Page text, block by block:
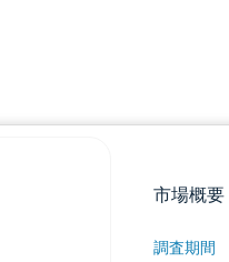
市場概要
調査期間